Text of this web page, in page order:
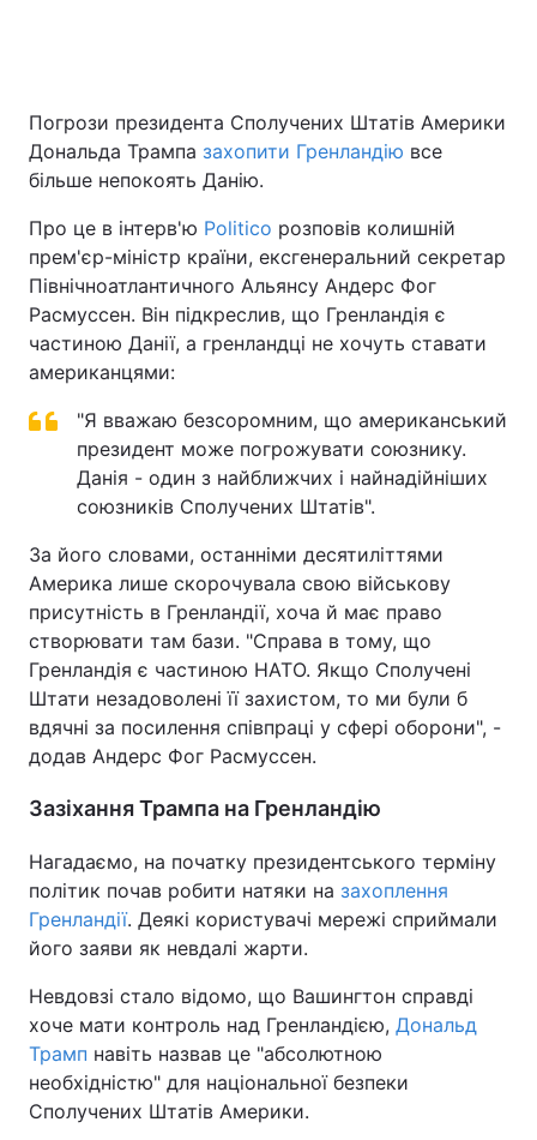
Погрози президента Сполучених Штатів Америки
Дональда Трампа захопити Гренландію все
більше непокоять Данію.
Про це в інтерв'ю Politico розповів колишній
прем'єр-міністр країни, ексгенеральний секретар
Північноатлантичного Альянсу Андерс Фог
Расмуссен. Він підкреслив, що Гренландія є
частиною Данії, а гренландці не хочуть ставати
американцями:
"Я вважаю безсоромним, що американський
президент може погрожувати союзнику.
Данія - один з найближчих і найнадійніших
союзників Сполучених Штатів".
За його словами, останніми десятиліттями
Америка лише скорочувала свою військову
присутність в Гренландії, хоча й має право
створювати там бази. "Справа в тому, що
Гренландія є частиною НАТО. Якщо Сполучені
Штати незадоволені її захистом, то ми були б
вдячні за посилення співпраці у сфері оборони", -
додав Андерс Фог Расмуссен.
Зазіхання Трампа на Гренландію
Нагадаємо, на початку президентського терміну
політик почав робити натяки на захоплення
Гренландії. Деякі користувачі мережі сприймали
його заяви як невдалі жарти.
Невдовзі стало відомо, що Вашингтон справді
хоче мати контроль над Гренландією, Дональд
Трамп навіть назвав це "абсолютною
необхідністю" для національної безпеки
Сполучених Штатів Америки.